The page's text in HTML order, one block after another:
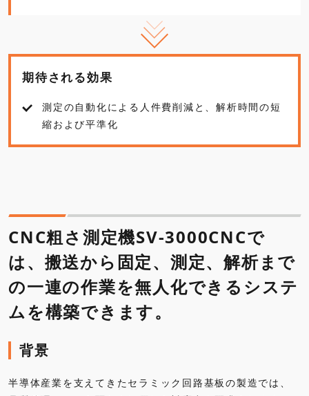
期待される効果
測定の自動化による人件費削減と、解析時間の短
縮および平準化
CNC粗さ測定機SV-3000CNCで
は、搬送から固定、測定、解析まで
の一連の作業を無人化できるシステ
ムを構築できます。
背景
半導体産業を支えてきたセラミック回路基板の製造では、